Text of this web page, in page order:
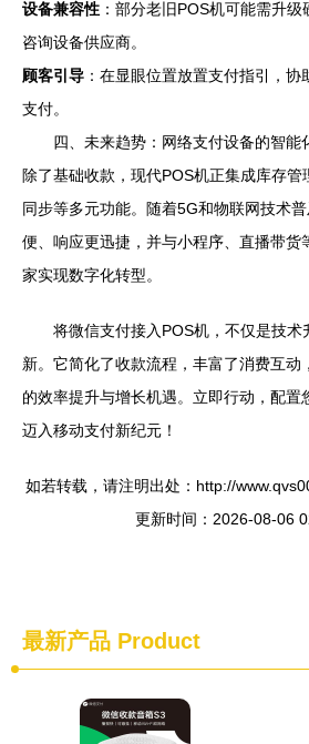
设备兼容性 ：部分老旧POS机可能需升
咨询设备供应商。
顾客引导 ：在显眼位置放置支付指引，
支付。
四、未来趋势：网络支付设备的智能
除了基础收款，现代POS机正集成库存
同步等多元功能。随着5G和物联网技术
便、响应更迅捷，并与小程序、直播带货
家实现数字化转型。
将微信支付接入POS机，不仅是技
新。它简化了收款流程，丰富了消费互动
的效率提升与增长机遇。立即行动，配置
迈入移动支付新纪元！
如若转载，请注明出处：http://
更新时间：2026-08-06
最新产品 Product